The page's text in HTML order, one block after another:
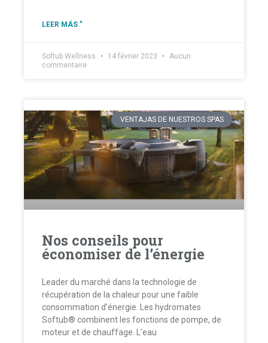
LEER MÁS "
Softub Wellness 14 février 2023
Aucun
commentaire
VENTAJAS DE NUESTROS SPAS
Nos conseils pour
économiser de l’énergie
Leader du marché dans la technologie de
récupération de la chaleur pour une faible
consommation d’énergie. Les hydromates
Softub® combinent les fonctions de pompe, de
moteur et de chauffage. L’eau